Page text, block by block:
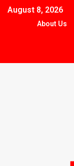
August 8, 2026
About Us